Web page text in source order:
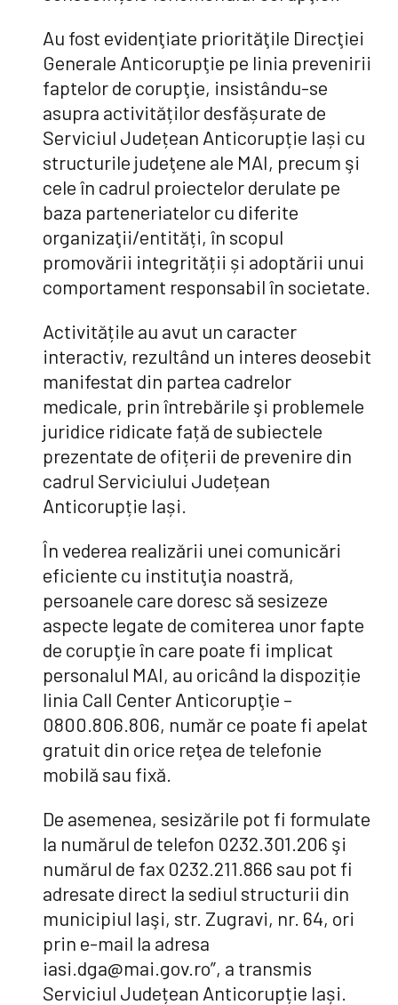
Au fost evidenţiate priorităţile Direcţiei
Generale Anticorupţie pe linia prevenirii
faptelor de corupţie, insistându-se
asupra activităților desfășurate de
Serviciul Județean Anticorupție Iași cu
structurile judeţene ale MAI, precum şi
cele în cadrul proiectelor derulate pe
baza parteneriatelor cu diferite
organizaţii/entități, în scopul
promovării integrității și adoptării unui
comportament responsabil în societate.
Activitățile au avut un caracter
interactiv, rezultând un interes deosebit
manifestat din partea cadrelor
medicale, prin întrebările şi problemele
juridice ridicate față de subiectele
prezentate de ofițerii de prevenire din
cadrul Serviciului Județean
Anticorupție Iași.
În vederea realizării unei comunicări
eficiente cu instituţia noastră,
persoanele care doresc să sesizeze
aspecte legate de comiterea unor fapte
de corupţie în care poate fi implicat
personalul MAI, au oricând la dispoziție
linia Call Center Anticorupţie –
0800.806.806, număr ce poate fi apelat
gratuit din orice reţea de telefonie
mobilă sau fixă.
De asemenea, sesizările pot fi formulate
la numărul de telefon 0232.301.206 şi
numărul de fax 0232.211.866 sau pot fi
adresate direct la sediul structurii din
municipiul Iaşi, str. Zugravi, nr. 64, ori
prin e-mail la adresa
iasi.dga@mai.gov.ro”, a transmis
Serviciul Județean Anticorupție Iași.